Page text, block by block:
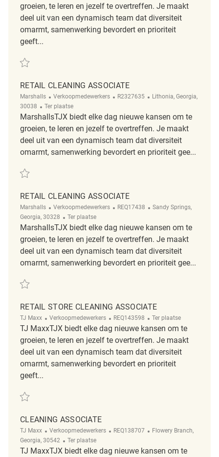
groeien, te leren en jezelf te overtreffen. Je maakt
deel uit van een dynamisch team dat diversiteit
omarmt, samenwerking bevordert en prioriteit
geeft...
Redden Retail Cleaning Associate REQ137572
RETAIL CLEANING ASSOCIATE
Marshalls Categorie
Verkoopmedewerkers ReqId
R2327635 Plaats
Lithonia, Georgia,
30038
Afgelegen
Ter plaatse
MarshallsTJX biedt elke dag nieuwe kansen om te
groeien, te leren en jezelf te overtreffen. Je maakt
deel uit van een dynamisch team dat diversiteit
omarmt, samenwerking bevordert en prioriteit gee...
Redden Retail Cleaning Associate R2327635
RETAIL CLEANING ASSOCIATE
Marshalls Categorie
Verkoopmedewerkers ReqId
REQ17438 Plaats
Sandy Springs,
Georgia, 30328
Afgelegen
Ter plaatse
MarshallsTJX biedt elke dag nieuwe kansen om te
groeien, te leren en jezelf te overtreffen. Je maakt
deel uit van een dynamisch team dat diversiteit
omarmt, samenwerking bevordert en prioriteit gee...
Redden Retail Cleaning Associate REQ17438
RETAIL STORE CLEANING ASSOCIATE
TJ Maxx Categorie
Verkoopmedewerkers ReqId
REQ143598 Afgelegen
Ter plaatse
TJ MaxxTJX biedt elke dag nieuwe kansen om te
groeien, te leren en jezelf te overtreffen. Je maakt
deel uit van een dynamisch team dat diversiteit
omarmt, samenwerking bevordert en prioriteit
geeft...
Redden Retail Store Cleaning Associate REQ143598
CLEANING ASSOCIATE
TJ Maxx Categorie
Verkoopmedewerkers ReqId
REQ138707 Plaats
Flowery Branch,
Georgia, 30542
Afgelegen
Ter plaatse
TJ MaxxTJX biedt elke dag nieuwe kansen om te